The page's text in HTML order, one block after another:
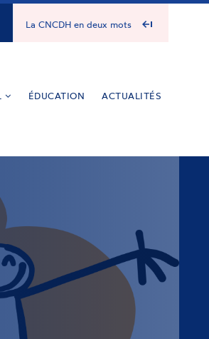
La CNCDH en deux mots
ÉDUCATION ACTUALITÉS